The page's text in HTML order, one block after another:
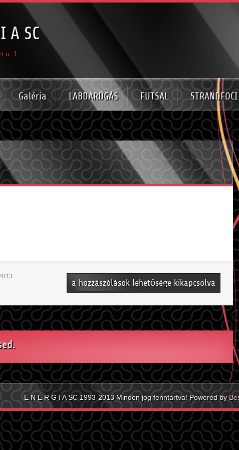
A SC
u. 1.
Galéria LABDARÚGÁS FUTSAL STRANDFOCI
Csapatok
bejegyzéshez
a hozzászólások lehetősége kikapcsolva
E N E R G I A SC 1993-2013 Minden jog fenntartva! Powered by